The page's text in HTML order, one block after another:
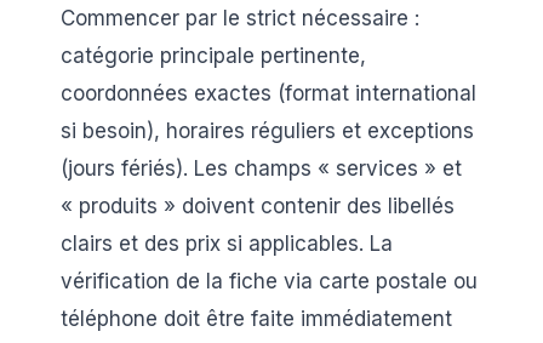
Commencer par le strict nécessaire :
catégorie principale pertinente,
coordonnées exactes (format international
si besoin), horaires réguliers et exceptions
(jours fériés). Les champs « services » et
« produits » doivent contenir des libellés
clairs et des prix si applicables. La
vérification de la fiche via carte postale ou
téléphone doit être faite immédiatement